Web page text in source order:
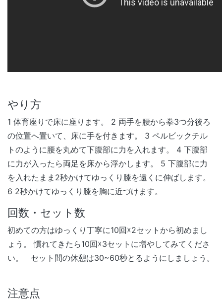
やり方
1 体育座りで床に座ります。 2 両手を腰から拳3つ分後ろ
の位置へ置いて、床に手を付きます。 3 ペルビックチル
トのように腰を丸めて下腹部に力を入れます。 4 下腹部
に力が入ったら両足を床から浮かします。 5 下腹部に力
を入れたまま2秒かけてゆっくり膝を遠くに伸ばします。
6 2秒かけてゆっくり膝を胸に近づけます。
回数・セット数
初めての方はゆっくり丁寧に10回☓2セットから初めまし
ょう。 慣れてきたら10回☓3セットに増やしてみてくださ
い。 セット間の休憩は30~60秒とるようにしましょう。
注意点